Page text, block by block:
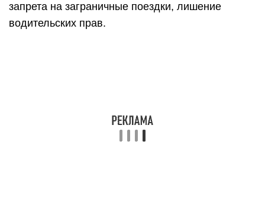
запрета на заграничные поездки, лишение
водительских прав.
все задолженность. Причиной тому могут быть
различные жизненные обстоятельства: от потери